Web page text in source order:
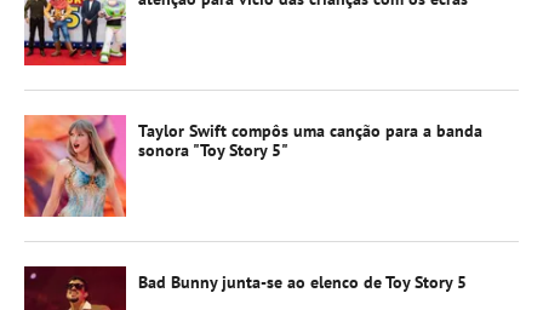
Taylor Swift compôs uma canção para a banda
sonora "Toy Story 5"
Bad Bunny junta-se ao elenco de Toy Story 5